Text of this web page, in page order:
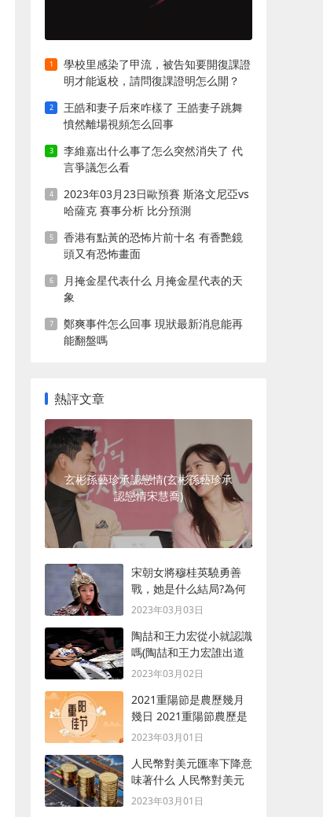
學校里感染了甲流，被告知要開復課證
明才能返校，請問復課證明怎么開？
王皓和妻子后來咋樣了 王皓妻子跳舞
憤然離場視頻怎么回事
李維嘉出什么事了怎么突然消失了 代
言爭議怎么看
2023年03月23日歐預賽 斯洛文尼亞vs
哈薩克 賽事分析 比分預測
香港有點黃的恐怖片前十名 有香艷鏡
頭又有恐怖畫面
月掩金星代表什么 月掩金星代表的天
象
鄭爽事件怎么回事 現狀最新消息能再
能翻盤嗎
熱評文章
玄彬孫藝珍承認戀情(玄彬孫藝珍承
認戀情宋慧喬)
宋朝女將穆桂英驍勇善
戰，她是什么結局?為何
最后會被殺死？
2023年03月03日
陶喆和王力宏從小就認識
嗎(陶喆和王力宏誰出道
早)
2023年03月02日
2021重陽節是農歷幾月
幾日 2021重陽節農歷是
什么時候
2023年03月01日
人民幣對美元匯率下降意
味著什么 人民幣對美元
匯率下降含義
2023年03月01日